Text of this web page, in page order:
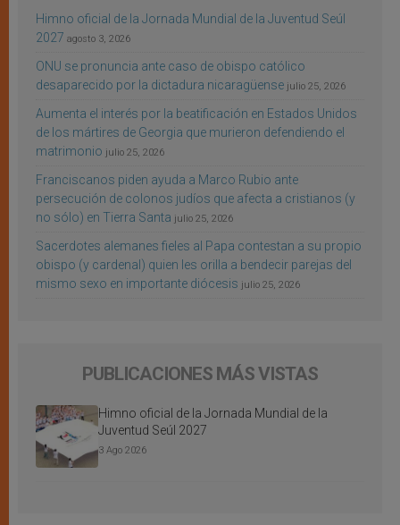
Himno oficial de la Jornada Mundial de la Juventud Seúl
2027 agosto 3, 2026
ONU se pronuncia ante caso de obispo católico
desaparecido por la dictadura nicaragüense julio 25, 2026
Aumenta el interés por la beatificación en Estados Unidos
de los mártires de Georgia que murieron defendiendo el
matrimonio julio 25, 2026
Franciscanos piden ayuda a Marco Rubio ante
persecución de colonos judíos que afecta a cristianos (y
no sólo) en Tierra Santa julio 25, 2026
Sacerdotes alemanes fieles al Papa contestan a su propio
obispo (y cardenal) quien les orilla a bendecir parejas del
mismo sexo en importante diócesis julio 25, 2026
PUBLICACIONES MÁS VISTAS
Himno oficial de la Jornada Mundial de la
Juventud Seúl 2027
3 Ago 2026